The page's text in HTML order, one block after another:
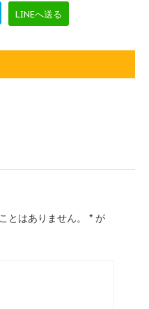
LINEへ送る
とはありません。 * が